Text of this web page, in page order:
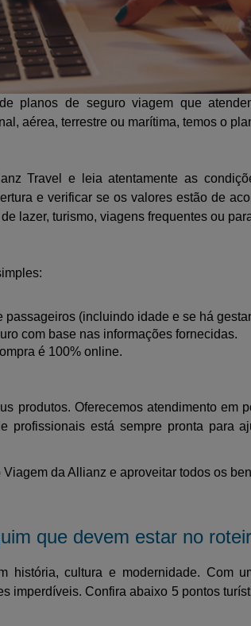
planos de seguro viagem que
aérea, terrestre ou marítima, temos o
Travel e leia atentamente as
e verificar se os valores estão de
lazer, turismo, viagens frequentes ou
passageiros (incluindo idade e se há
com base nas informações fornecidas.
é 100% online.
produtos. Oferecemos atendimento em
está sempre pronta para
da Allianz e aproveitar todos os
que devem estar no
cultura e modernidade. Com
imperdíveis. Confira abaixo 5 pontos